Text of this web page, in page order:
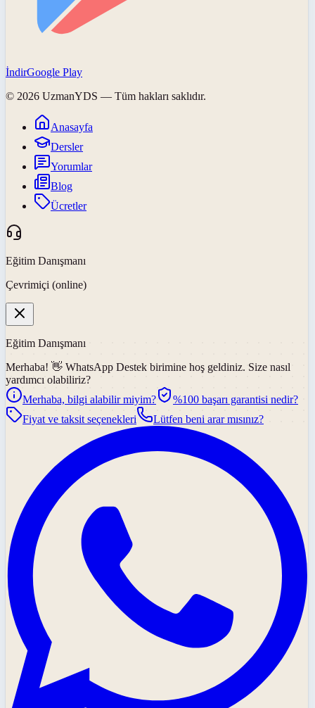
İndirGoogle Play
© 2026 UzmanYDS — Tüm hakları saklıdır.
Anasayfa
Dersler
Yorumlar
Blog
Ücretler
Eğitim Danışmanı
Çevrimiçi (online)
Eğitim Danışmanı
Merhaba! 👋 WhatsApp Destek birimine hoş geldiniz. Size nasıl
yardımcı olabiliriz?
Merhaba, bilgi alabilir miyim?
%100 başarı garantisi nedir?
Fiyat ve taksit seçenekleri
Lütfen beni arar mısınız?